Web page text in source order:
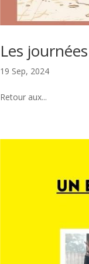
Les
19 Sep, 2024
Retour aux...